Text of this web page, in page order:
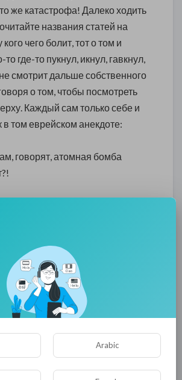
же катастрофа! Далеко ходить
названия статей на
чего болит, тот о том и
то где-то пукнул, икнул, гавкнул,
смотрит дальше собственного
о том, чтобы посмотреть
Каждый сам только себе и
в том еврейском анекдоте:
говорят, атомная бомба
жизнь общества? –
дела нет. Все живут по
нас хоть потоп! И почему
Мир такой запомпадуреный?
то будет, дядя что ли? Нет!
только за себя! Собственно, это
причина, за что Мир и будет
Arabic